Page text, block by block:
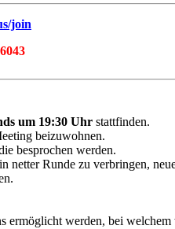
join
um 19:30 Uhr stattfinden.
beizuwohnen.
besprochen werden.
Runde zu verbringen,
ermöglicht werden, bei